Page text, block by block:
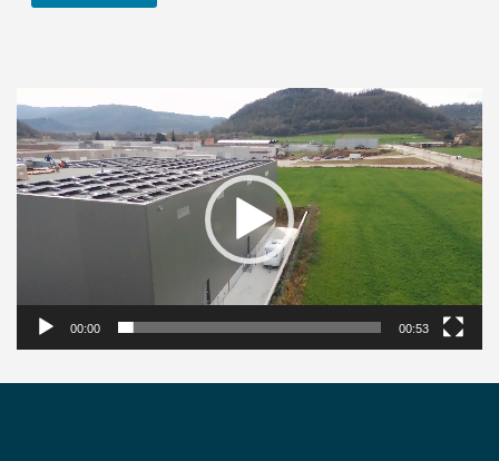
de
vídeo
00:00 00:53